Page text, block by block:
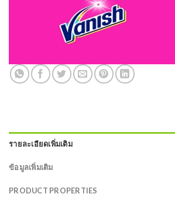
รายละเอียดเพิ่มเติม
ข้อมูลเพิ่มเติม
PRODUCT PROPERTIES